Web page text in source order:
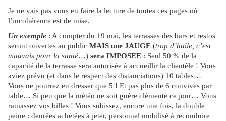
Je ne vais pas vous en faire la lecture de toutes ces pages où
l’incohérence est de mise.
Un exemple : A compter du 19 mai, les terrasses des bars et restos
seront ouvertes au public MAIS une JAUGE (trop d’huile, c’est
mauvais pour la santé…) sera IMPOSEE : Seul 50 % de la
capacité de la terrasse sera autorisée à accueillir la clientèle ! Vous
aviez prévu (et dans le respect des distanciations) 10 tables…
Vous ne pourrez en dresser que 5 ! Et pas plus de 6 convives par
table… Si peu que la météo ne soit guère clémente ce jour… Vous
ramassez vos billes ! Vous subissez, encore une fois, la double
peine : denrées achetées à jeter, personnel mobilisé à reconduire